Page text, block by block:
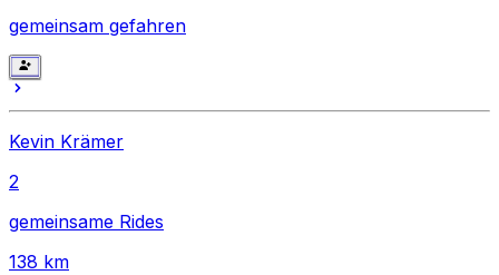
gemeinsam gefahren
Kevin Krämer
2
gemeinsame Rides
138 km